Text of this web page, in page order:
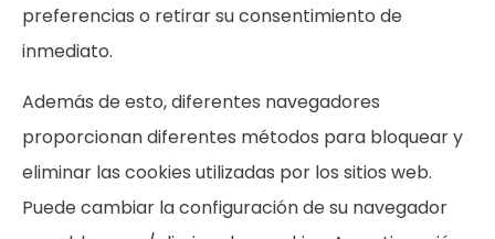
preferencias o retirar su consentimiento de
inmediato.
Además de esto, diferentes navegadores
proporcionan diferentes métodos para bloquear y
eliminar las cookies utilizadas por los sitios web.
Puede cambiar la configuración de su navegador